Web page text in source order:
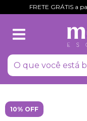
FRETE GRÁTIS a
10% OFF